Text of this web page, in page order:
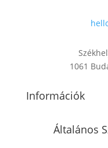
1061
Információk
Általános